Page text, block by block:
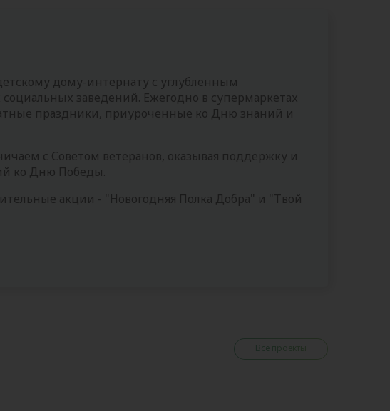
дому-интернату с углубленным
заведений. Ежегодно в супермаркетах
праздники, приуроченные ко Дню знаний и
с Советом ветеранов, оказывая поддержку и
ко Дню Победы.
акции - "Новогодняя Полка Добра" и "Твой
Все проекты